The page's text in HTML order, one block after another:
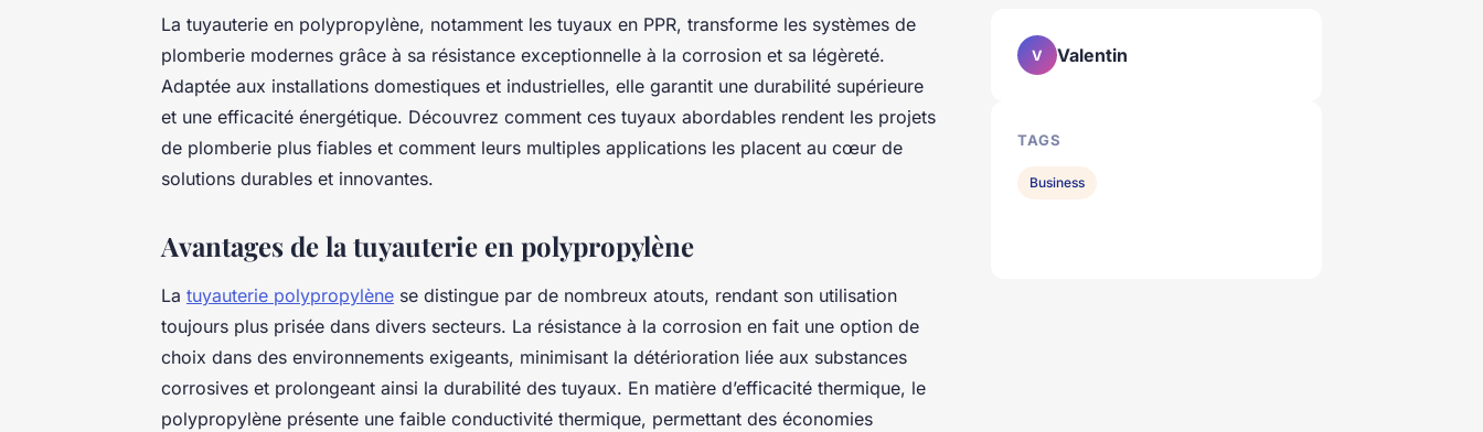
La tuyauterie en polypropylène, notamment les tuyaux en PPR, transforme les systèmes de
plomberie modernes grâce à sa résistance exceptionnelle à la corrosion et sa légèreté.
Adaptée aux installations domestiques et industrielles, elle garantit une durabilité supérieure
et une efficacité énergétique. Découvrez comment ces tuyaux abordables rendent les projets
de plomberie plus fiables et comment leurs multiples applications les placent au cœur de
solutions durables et innovantes.
Avantages de la tuyauterie en polypropylène
La tuyauterie polypropylène se distingue par de nombreux atouts, rendant son utilisation
toujours plus prisée dans divers secteurs. La résistance à la corrosion en fait une option de
choix dans des environnements exigeants, minimisant la détérioration liée aux substances
corrosives et prolongeant ainsi la durabilité des tuyaux. En matière d’efficacité thermique, le
polypropylène présente une faible conductivité thermique, permettant des économies
V Valentin
TAGS
Business